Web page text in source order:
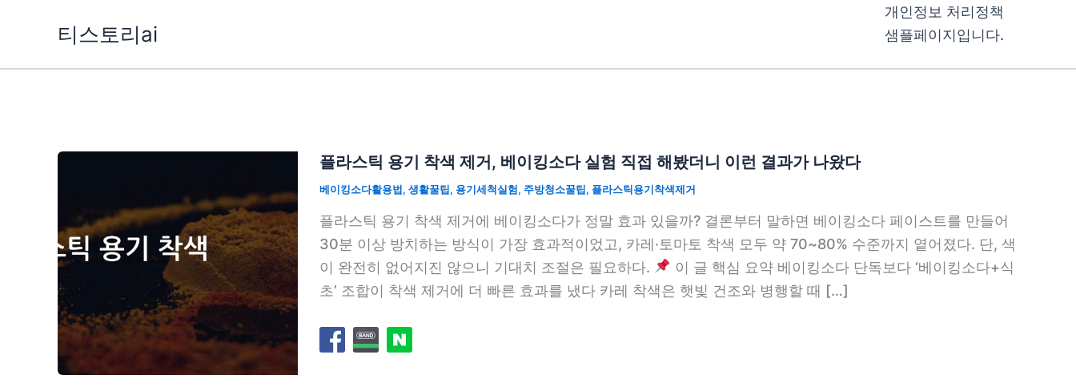
티스토리ai
개인정보 처리정책
샘플페이지입니다.
플라스틱 용기 착색 제거, 베이킹소다 실험 직접 해봤더니 이런 결과가 나왔다
베이킹소다활용법, 생활꿀팁, 용기세척실험, 주방청소꿀팁, 플라스틱용기착색제거
플라스틱 용기 착색 제거에 베이킹소다가 정말 효과 있을까? 결론부터 말하면 베이킹소다 페이스트를 만들어
30분 이상 방치하는 방식이 가장 효과적이었고, 카레·토마토 착색 모두 약 70~80% 수준까지 옅어졌다. 단, 색
이 완전히 없어지진 않으니 기대치 조절은 필요하다.
이 글 핵심 요약 베이킹소다 단독보다 ‘베이킹소다+식
초’ 조합이 착색 제거에 더 빠른 효과를 냈다 카레 착색은 햇빛 건조와 병행할 때 […]